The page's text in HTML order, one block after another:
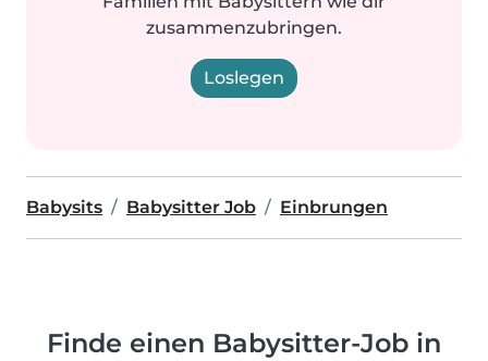
zusammenzubringen.
Loslegen
Babysits Babysitter Job Einbrungen
Finde einen Babysitter-Job in